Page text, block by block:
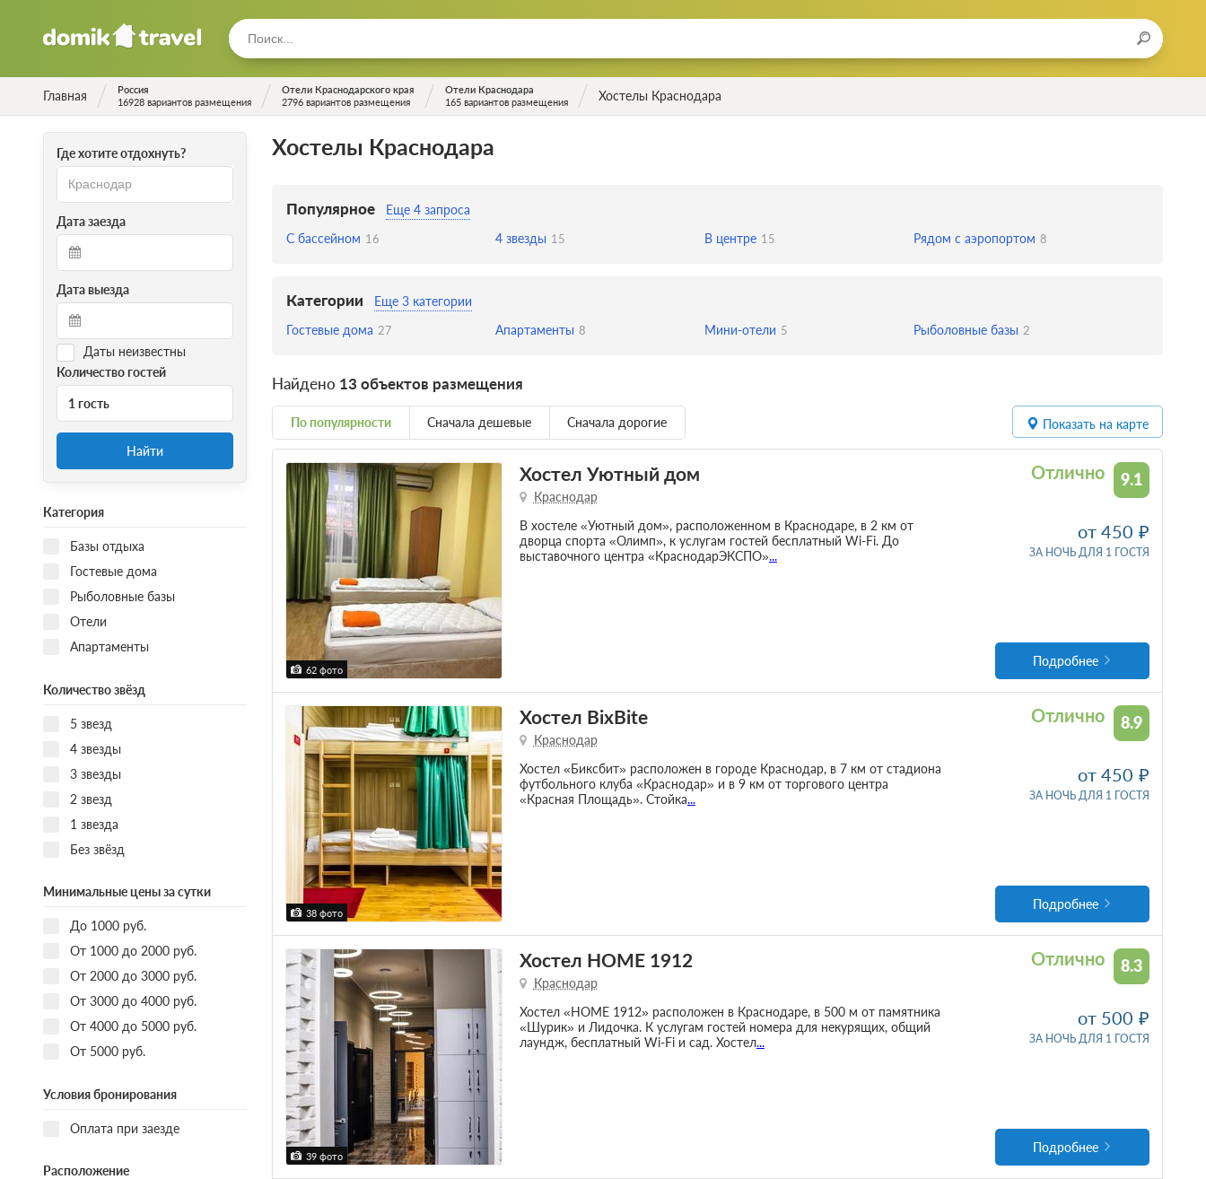
Главная
Россия
16928 вариантов размещения
Отели Краснодарского края
2796 вариантов размещения
Отели Краснодара
165 вариантов размещения
Хостелы Краснодара
Где хотите отдохнуть?
Дата заезда
Дата выезда
Даты неизвестны
Количество гостей
1 гость
Найти
Категория
Базы отдыха
Гостевые дома
Рыболовные базы
Отели
Апартаменты
Количество звёзд
5 звезд
4 звезды
3 звезды
2 звезд
1 звезда
Без звёзд
Минимальные цены за сутки
До 1000 руб.
От 1000 до 2000 руб.
От 2000 до 3000 руб.
От 3000 до 4000 руб.
От 4000 до 5000 руб.
От 5000 руб.
Условия бронирования
Оплата при заезде
Расположение
Хостелы Краснодара
Популярное
Еще 4 запроса
С бассейном 16 4 звезды 15 В центре 15 Рядом с аэропортом 8
Категории
Еще 3 категории
Гостевые дома 27 Апартаменты 8 Мини-отели 5 Рыболовные базы 2
Найдено 13 объектов размещения
По популярности Сначала дешевые Сначала дорогие Показать на карте
62 фото
9.1
Отлично
Хостел Уютный дом
Краснодар
В хостеле «Уютный дом», расположенном в Краснодаре, в 2 км от
дворца спорта «Олимп», к услугам гостей бесплатный Wi-Fi. До
выставочного центра «КраснодарЭКСПО»...
от 450
ЗА НОЧЬ ДЛЯ 1 ГОСТЯ
Подробнее
38 фото
8.9
Отлично
Хостел BixBite
Краснодар
Хостел «Биксбит» расположен в городе Краснодар, в 7 км от стадиона
футбольного клуба «Краснодар» и в 9 км от торгового центра
«Красная Площадь». Стойка...
от 450
ЗА НОЧЬ ДЛЯ 1 ГОСТЯ
Подробнее
39 фото
8.3
Отлично
Хостел HOME 1912
Краснодар
Хостел «HOME 1912» расположен в Краснодаре, в 500 м от памятника
«Шурик» и Лидочка. К услугам гостей номера для некурящих, общий
лаундж, бесплатный Wi-Fi и сад. Хостел...
от 500
ЗА НОЧЬ ДЛЯ 1 ГОСТЯ
Подробнее